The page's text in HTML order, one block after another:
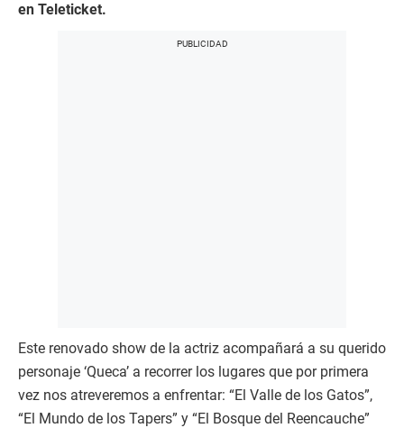
en Teleticket.
Este renovado show de la actriz acompañará a su querido
personaje ‘Queca’ a recorrer los lugares que por primera
vez nos atreveremos a enfrentar: “El Valle de los Gatos”,
“El Mundo de los Tapers” y “El Bosque del Reencauche”